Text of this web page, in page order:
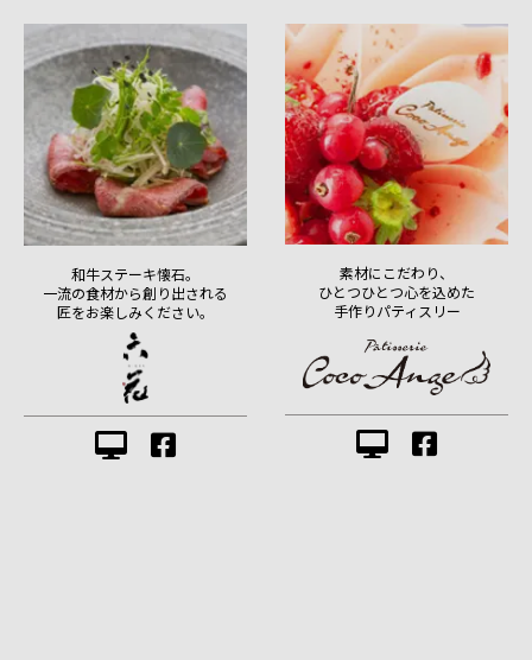
和牛ステーキ懐石。
一流の食材から創り出される
匠をお楽しみください。
素材にこだわり、
ひとつひとつ心を込めた
手作りパティスリー